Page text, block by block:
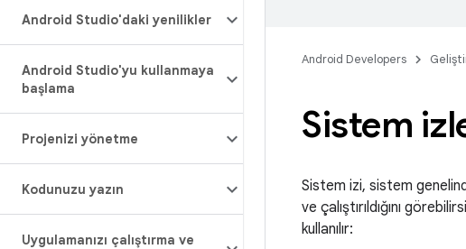
Android Studio'daki yenilikler
Android Studio'yu kullanmaya
başlama
Projenizi yönetme
Kodunuzu yazın
Uygulamanızı çalıştırma ve
Android Developers
Sistem
Sistem izi, sistem
ve çalıştırıldığını
kullanılır: